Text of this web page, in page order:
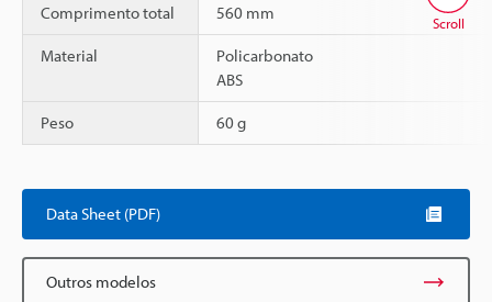
Comprimento total 560 mm
Material
Policarbonato
ABS
Peso 60 g
Scroll
Data Sheet (PDF)
Outros modelos